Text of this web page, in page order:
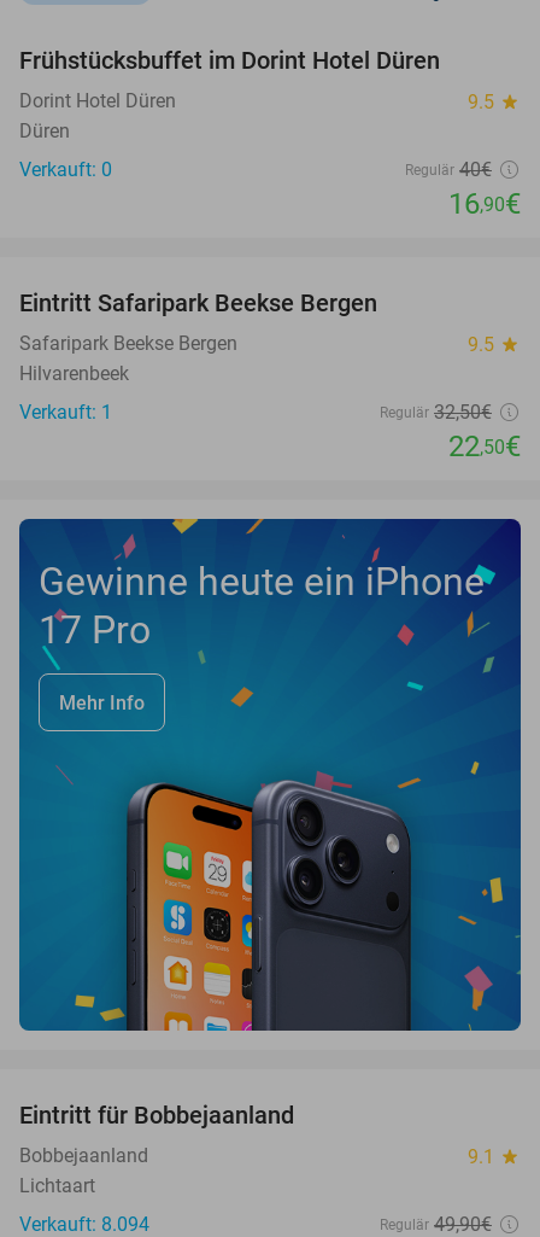
TODAY
Frühstücksbuffet im Dorint Hotel Düren
Dorint Hotel Düren 9.5 star
Düren
Verkauft: 0
Regulär 40€
16,90€
TODAY
Eintritt Safaripark Beekse Bergen
Safaripark Beekse Bergen 9.5 star
Hilvarenbeek
Verkauft: 1
Regulär 32,50€
22,50€
Gewinne heute ein iPhone
17 Pro
Mehr Info
Eintritt für Bobbejaanland
Bobbejaanland 9.1 star
Lichtaart
Verkauft: 8.094
Regulär 49,90€